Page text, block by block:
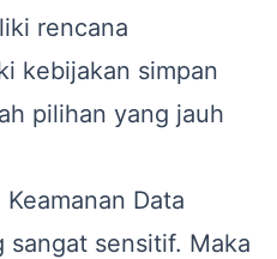
rencana
kebijakan simpan
pilihan yang jauh
Data
sangat sensitif. Maka